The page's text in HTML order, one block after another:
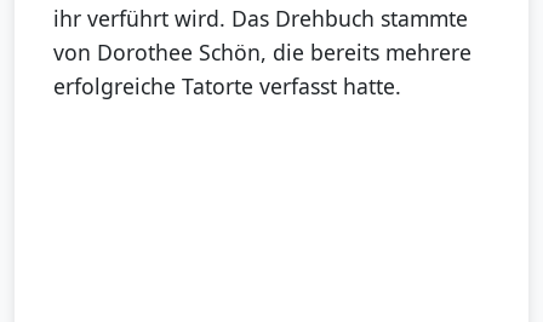
ihr verführt wird. Das Drehbuch stammte
von Dorothee Schön, die bereits mehrere
erfolgreiche Tatorte verfasst hatte.